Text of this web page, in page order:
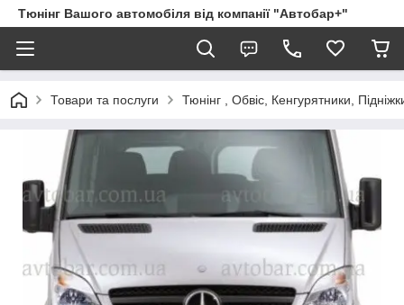
Тюнінг Вашого автомобіля від компанії "Автобар+"
Товари та послуги Тюнінг , Обвіс, Кенгурятники,